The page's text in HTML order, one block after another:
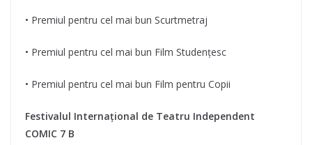
• Premiul pentru cel mai bun Scurtmetraj
• Premiul pentru cel mai bun Film Studențesc
• Premiul pentru cel mai bun Film pentru Copii
Festivalul Internațional de Teatru Independent
COMIC 7 B